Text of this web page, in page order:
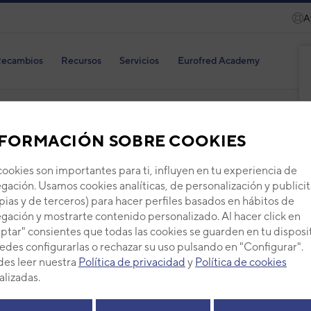
SOBRE COOKIES
son importantes para ti, influyen en tu experiencia de
Usamos cookies analíticas, de personalización y
y de terceros) para hacer perfiles basados en hábitos de
y mostrarte contenido personalizado. Al hacer click en
consientes que todas las cookies se guarden en tu
configurarlas o rechazar su uso pulsando en "Configurar".
leer nuestra Política de privacidad y Política de cookies
Recursos Servicios Eurofred Academy
DE GE...
nueva web de
y contenidos
y el usuario final